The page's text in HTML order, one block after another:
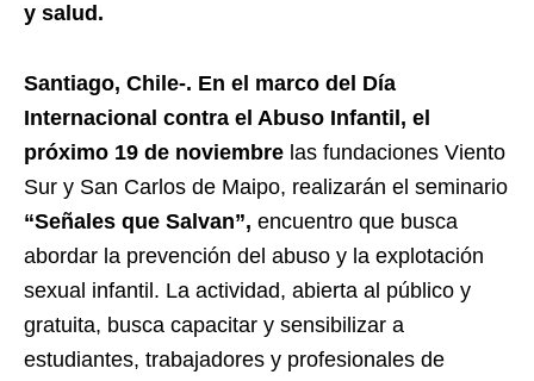
y salud.
Santiago, Chile-. En el marco del Día
Internacional contra el Abuso Infantil, el
próximo 19 de noviembre las fundaciones Viento
Sur y San Carlos de Maipo, realizarán el seminario
“Señales que Salvan”, encuentro que busca
abordar la prevención del abuso y la explotación
sexual infantil. La actividad, abierta al público y
gratuita, busca capacitar y sensibilizar a
estudiantes, trabajadores y profesionales de